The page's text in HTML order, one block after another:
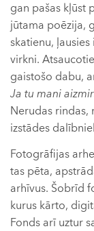
gan pašas kļūst
jūtama poēzija,
skatienu,
virkni.
gaistošo dabu,
Ja tu mani
Nerudas rindas,
izstādes
Fotogrāfijas
tas pēta,
arhīvus. Šobrīd
kurus kārto,
Fonds arī uztur